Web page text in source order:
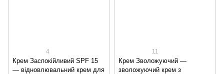
4
Крем Заспокійливий SPF 15
— відновлювальний крем для
11
Крем Зволожуючий —
зволожуючий крем з